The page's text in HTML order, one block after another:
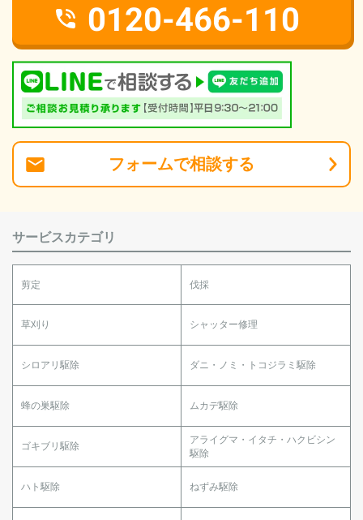
0120-466-110
フォームで相談する
サービスカテゴリ
剪定 伐採
草刈り シャッター修理
シロアリ駆除 ダニ・ノミ・トコジラミ駆除
蜂の巣駆除 ムカデ駆除
ゴキブリ駆除
アライグマ・イタチ・ハクビシン
駆除
ハト駆除 ねずみ駆除